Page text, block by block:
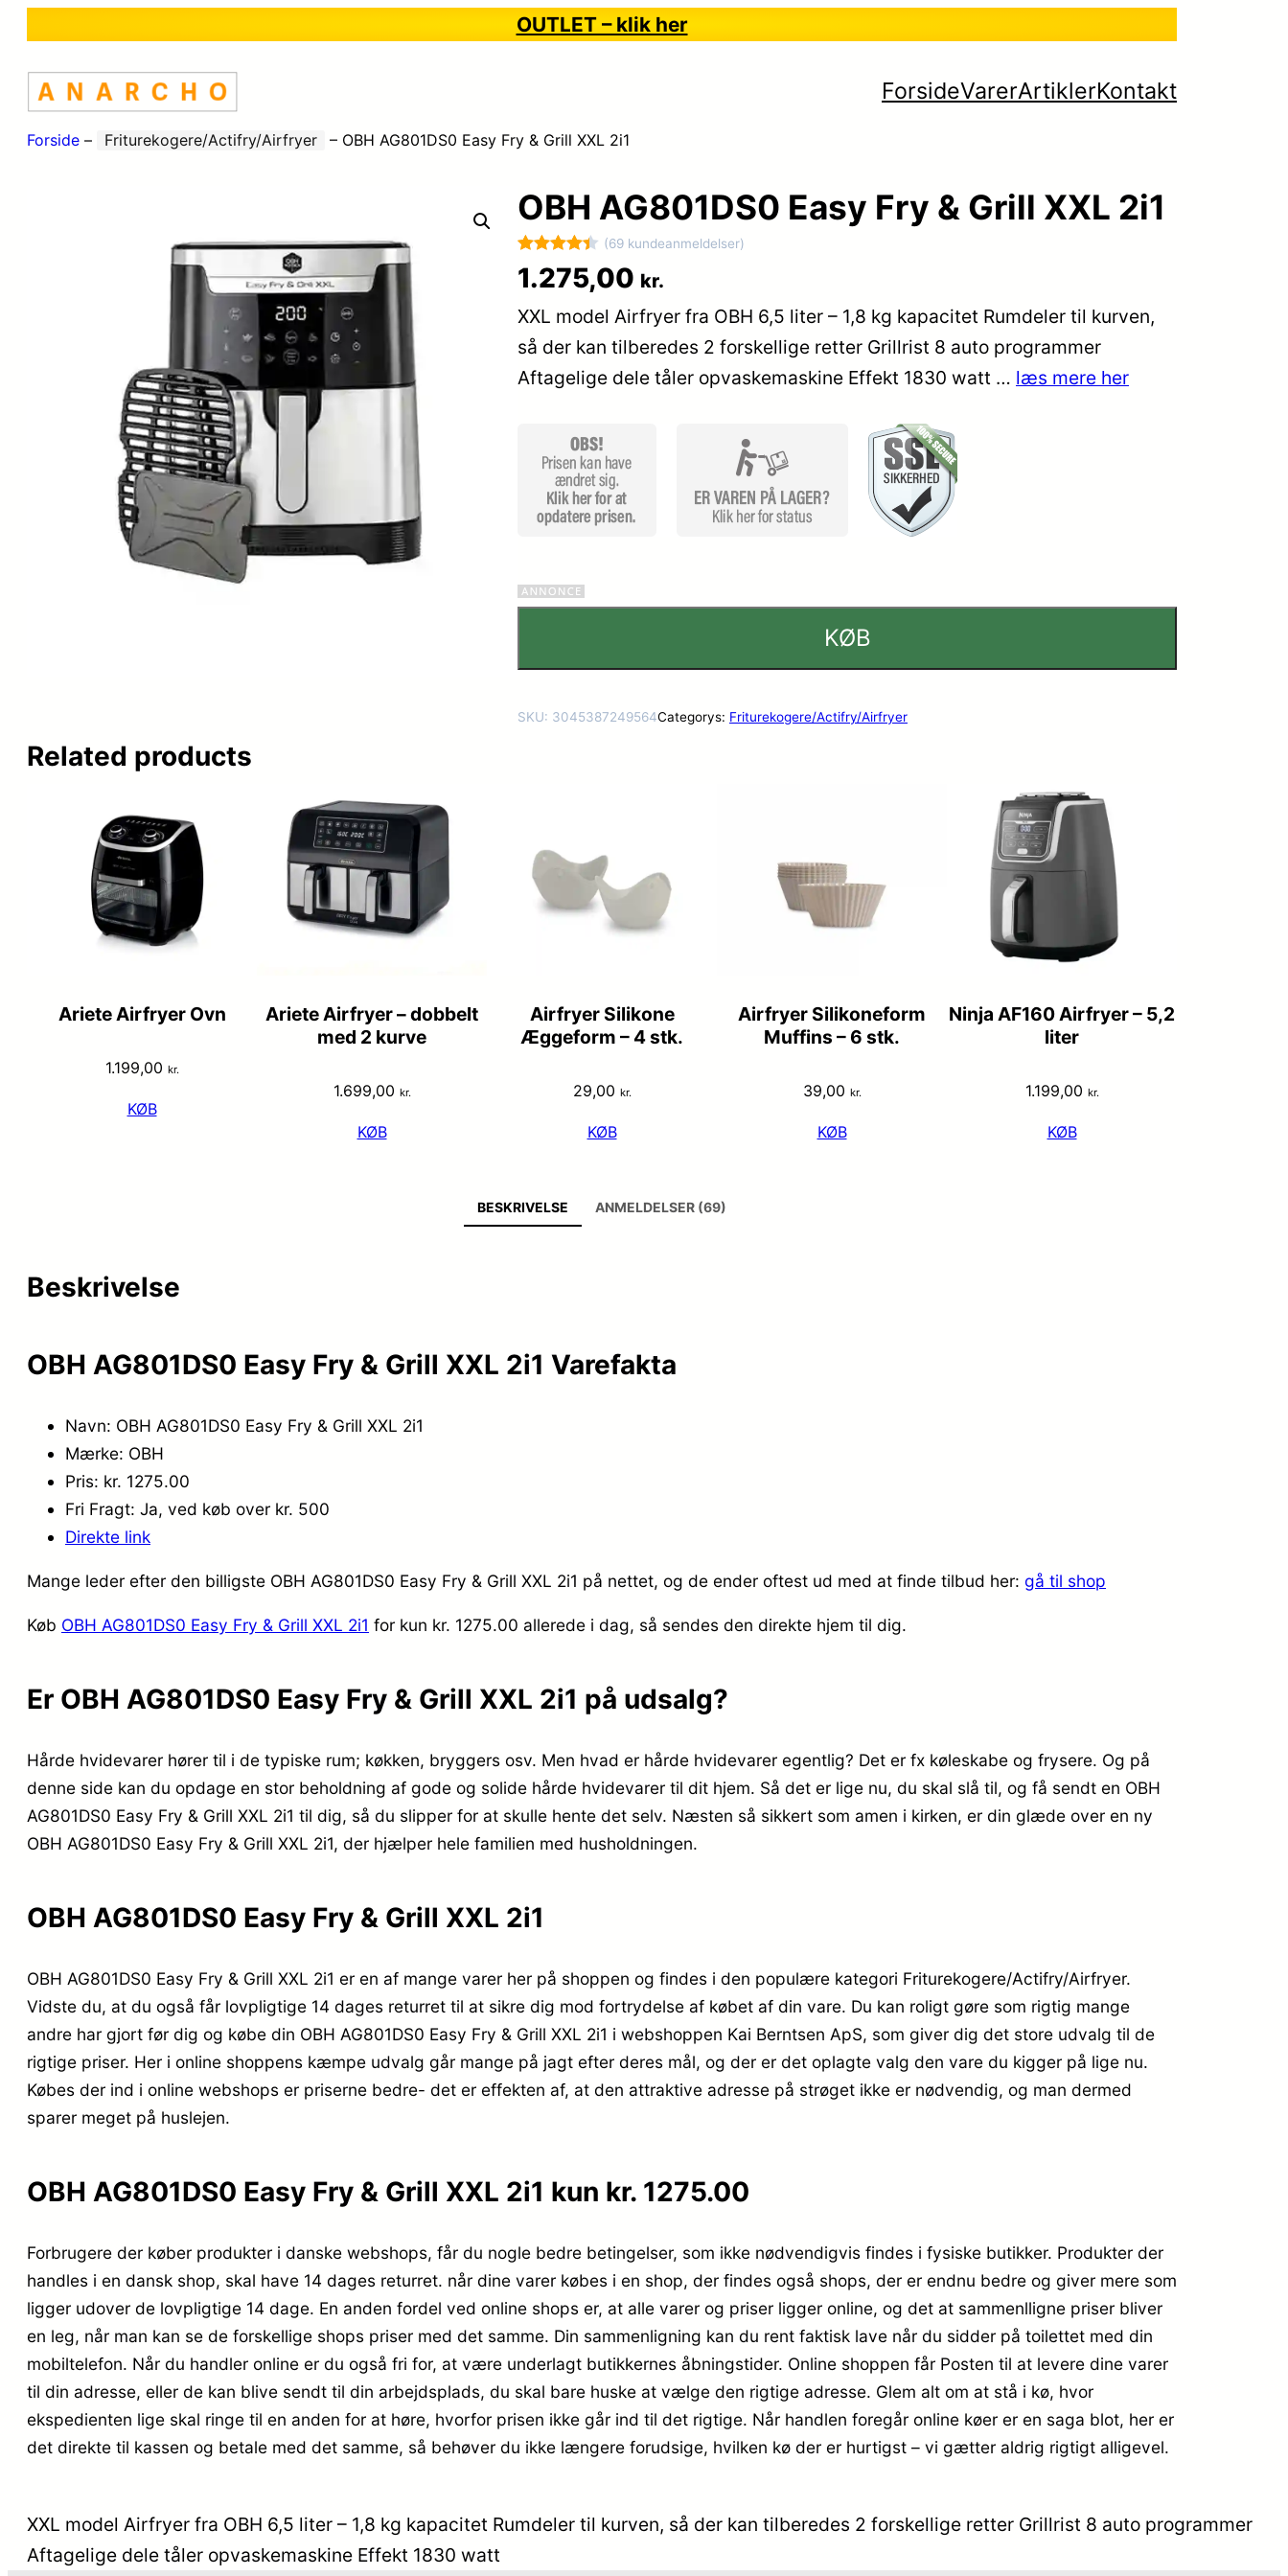
OUTLET – klik her
ForsideVarerArtiklerKontakt
Forside – Friturekogere/Actifry/Airfryer – OBH AG801DS0 Easy Fry & Grill XXL 2i1
OBH AG801DS0 Easy Fry & Grill XXL 2i1
Bedømt
som4.4
ud af 5
baseret
69
kundebedø
(69 kundeanmeldelser)
1.275,00 kr.
XXL model Airfryer fra OBH 6,5 liter – 1,8 kg kapacitet Rumdeler til kurven,
så der kan tilberedes 2 forskellige retter Grillrist 8 auto programmer
Aftagelige dele tåler opvaskemaskine Effekt 1830 watt … læs mere her
KØB
SKU: 3045387249564Categorys: Friturekogere/Actifry/Airfryer
Related products
Ariete Airfryer Ovn
1.199,00 kr.
KØB
Ariete Airfryer – dobbelt
med 2 kurve
1.699,00 kr.
KØB
Airfryer Silikone
Æggeform – 4 stk.
29,00 kr.
KØB
Airfryer Silikoneform
Muffins – 6 stk.
39,00 kr.
KØB
Ninja AF160 Airfryer – 5,2
liter
1.199,00 kr.
KØB
BESKRIVELSE ANMELDELSER (69)
Beskrivelse
OBH AG801DS0 Easy Fry & Grill XXL 2i1 Varefakta
Navn: OBH AG801DS0 Easy Fry & Grill XXL 2i1
Mærke: OBH
Pris: kr. 1275.00
Fri Fragt: Ja, ved køb over kr. 500
Direkte link
Mange leder efter den billigste OBH AG801DS0 Easy Fry & Grill XXL 2i1 på nettet, og de ender oftest ud med at finde tilbud her: gå til shop
Køb OBH AG801DS0 Easy Fry & Grill XXL 2i1 for kun kr. 1275.00 allerede i dag, så sendes den direkte hjem til dig.
Er OBH AG801DS0 Easy Fry & Grill XXL 2i1 på udsalg?
Hårde hvidevarer hører til i de typiske rum; køkken, bryggers osv. Men hvad er hårde hvidevarer egentlig? Det er fx køleskabe og frysere. Og på
denne side kan du opdage en stor beholdning af gode og solide hårde hvidevarer til dit hjem. Så det er lige nu, du skal slå til, og få sendt en OBH
AG801DS0 Easy Fry & Grill XXL 2i1 til dig, så du slipper for at skulle hente det selv. Næsten så sikkert som amen i kirken, er din glæde over en ny
OBH AG801DS0 Easy Fry & Grill XXL 2i1, der hjælper hele familien med husholdningen.
OBH AG801DS0 Easy Fry & Grill XXL 2i1
OBH AG801DS0 Easy Fry & Grill XXL 2i1 er en af mange varer her på shoppen og findes i den populære kategori Friturekogere/Actifry/Airfryer.
Vidste du, at du også får lovpligtige 14 dages returret til at sikre dig mod fortrydelse af købet af din vare. Du kan roligt gøre som rigtig mange
andre har gjort før dig og købe din OBH AG801DS0 Easy Fry & Grill XXL 2i1 i webshoppen Kai Berntsen ApS, som giver dig det store udvalg til de
rigtige priser. Her i online shoppens kæmpe udvalg går mange på jagt efter deres mål, og der er det oplagte valg den vare du kigger på lige nu.
Købes der ind i online webshops er priserne bedre- det er effekten af, at den attraktive adresse på strøget ikke er nødvendig, og man dermed
sparer meget på huslejen.
OBH AG801DS0 Easy Fry & Grill XXL 2i1 kun kr. 1275.00
Forbrugere der køber produkter i danske webshops, får du nogle bedre betingelser, som ikke nødvendigvis findes i fysiske butikker. Produkter der
handles i en dansk shop, skal have 14 dages returret. når dine varer købes i en shop, der findes også shops, der er endnu bedre og giver mere som
ligger udover de lovpligtige 14 dage. En anden fordel ved online shops er, at alle varer og priser ligger online, og det at sammenlligne priser bliver
en leg, når man kan se de forskellige shops priser med det samme. Din sammenligning kan du rent faktisk lave når du sidder på toilettet med din
mobiltelefon. Når du handler online er du også fri for, at være underlagt butikkernes åbningstider. Online shoppen får Posten til at levere dine varer
til din adresse, eller de kan blive sendt til din arbejdsplads, du skal bare huske at vælge den rigtige adresse. Glem alt om at stå i kø, hvor
ekspedienten lige skal ringe til en anden for at høre, hvorfor prisen ikke går ind til det rigtige. Når handlen foregår online køer er en saga blot, her er
det direkte til kassen og betale med det samme, så behøver du ikke længere forudsige, hvilken kø der er hurtigst – vi gætter aldrig rigtigt alligevel.
XXL model Airfryer fra OBH 6,5 liter – 1,8 kg kapacitet Rumdeler til kurven, så der kan tilberedes 2 forskellige retter Grillrist 8 auto programmer
Aftagelige dele tåler opvaskemaskine Effekt 1830 watt